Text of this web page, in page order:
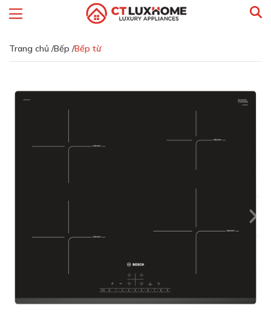
Trang chủ /Bếp /Bếp từ